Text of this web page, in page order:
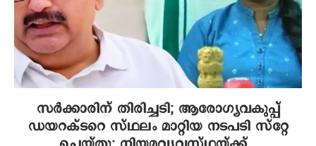
സർക്കാരിന് തിരിച്ചടി; ആരോഗ്യവകുപ്പ്
ഡയറക്ടറെ സ്ഥലം മാറ്റിയ നടപടി സ്റ്റേ